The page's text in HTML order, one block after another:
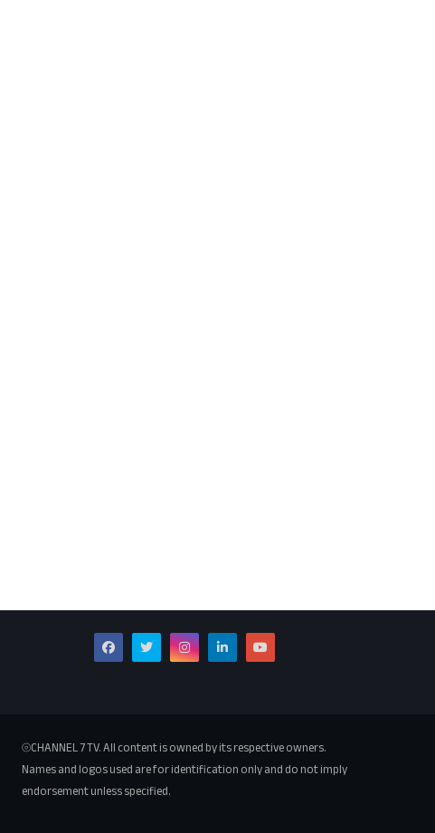
⦾CHANNEL 7 TV. All content is owned by its respective owners.
Names and logos used are for identification only and do not imply
endorsement unless specified.